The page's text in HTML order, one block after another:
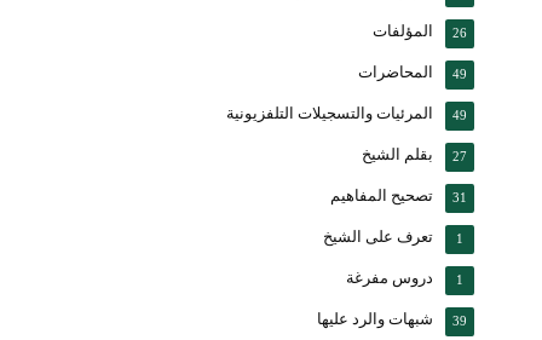
المؤلفات 26
المحاضرات 49
المرئيات والتسجيلات التلفزيونية 49
بقلم الشيخ 27
تصحيح المفاهيم 31
تعرف على الشيخ 1
دروس مفرغة 1
شبهات والرد عليها 39